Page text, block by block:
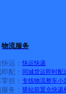
物流服务
运： 快运快递
配： 同城货运即时配
担： 专线物流整车小
务： 驿站前置仓快递